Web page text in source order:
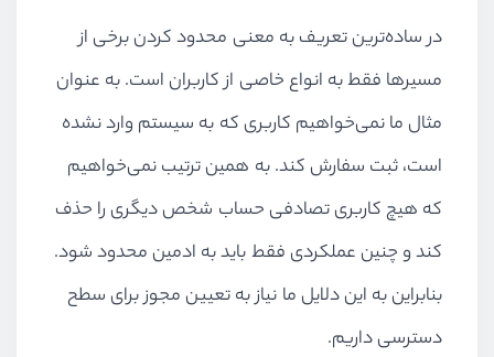
در ساده‌ترین تعریف به معنی محدود کردن برخی از
مسیرها فقط به انواع خاصی از کاربران است. به عنوان
مثال ما نمی‌خواهیم کاربری که به سیستم وارد نشده
است، ثبت سفارش کند. به همین ترتیب نمی‌خواهیم
که هیچ کاربری تصادفی حساب شخص دیگری را حذف
کند و چنین عملکردی فقط باید به ادمین محدود شود.
بنابراین به این دلایل ما نیاز به تعیین مجوز برای سطح
دسترسی داریم.